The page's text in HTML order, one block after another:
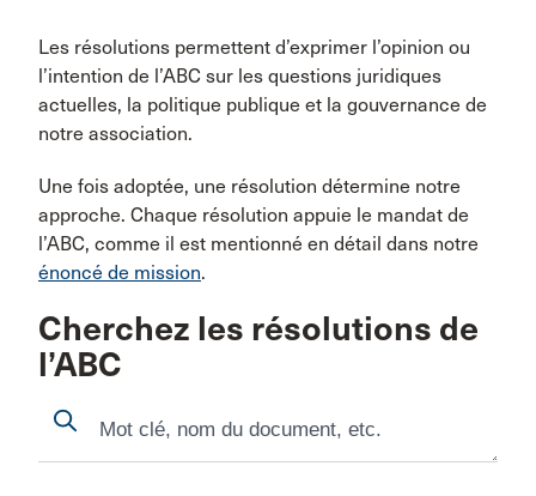
Les résolutions permettent d’exprimer l’opinion ou
l’intention de l’ABC sur les questions juridiques
actuelles, la politique publique et la gouvernance de
notre association.
Une fois adoptée, une résolution détermine notre
approche. Chaque résolution appuie le mandat de
l’ABC, comme il est mentionné en détail dans notre
énoncé de mission.
Cherchez les résolutions de
l’ABC
Search
Search